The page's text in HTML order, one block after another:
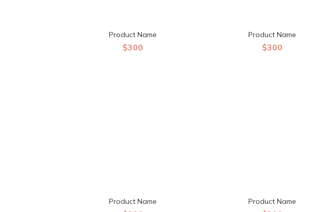
Product Name
$300
Product Name
$300
Product Name Product Name